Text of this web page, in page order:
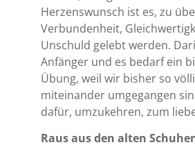
Herzenswunsch ist es, zu
Verbundenheit,
Unschuld gelebt werden.
Anfänger und es bedarf ein
Übung, weil wir bisher so
miteinander umgegangen
dafür, umzukehren, zum
Raus aus den alten